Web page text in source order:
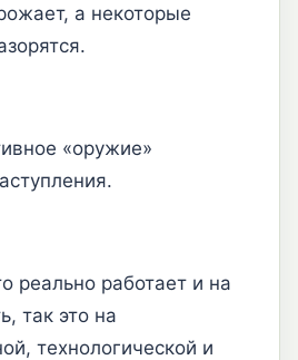
а некоторые
«оружие»
реально работает и на
так это на
технологической и